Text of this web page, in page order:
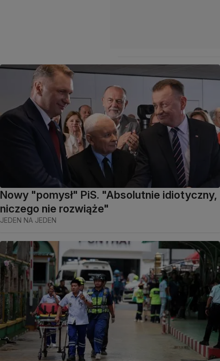
Nowy "pomysł" PiS. "Absolutnie idiotyczny,
niczego nie rozwiąże"
JEDEN NA JEDEN